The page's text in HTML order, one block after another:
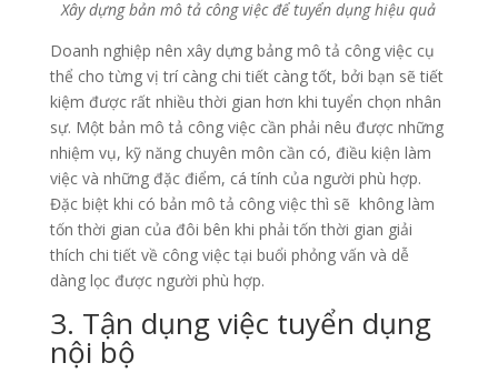
Xây dựng bản mô tả công việc để tuyển dụng hiệu quả
Doanh nghiệp nên xây dựng bảng mô tả công việc cụ
thể cho từng vị trí càng chi tiết càng tốt, bởi bạn sẽ tiết
kiệm được rất nhiều thời gian hơn khi tuyển chọn nhân
sự. Một bản mô tả công việc cần phải nêu được những
nhiệm vụ, kỹ năng chuyên môn cần có, điều kiện làm
việc và những đặc điểm, cá tính của người phù hợp.
Đặc biệt khi có bản mô tả công việc thì sẽ không làm
tốn thời gian của đôi bên khi phải tốn thời gian giải
thích chi tiết về công việc tại buổi phỏng vấn và dễ
dàng lọc được người phù hợp.
3. Tận dụng việc tuyển dụng
nội bộ